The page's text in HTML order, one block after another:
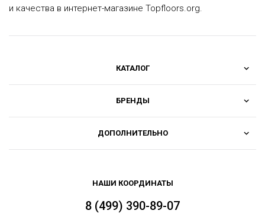
и качества в интернет-магазине Topfloors.org.
КАТАЛОГ
БРЕНДЫ
ДОПОЛНИТЕЛЬНО
НАШИ КООРДИНАТЫ
8 (499) 390-89-07